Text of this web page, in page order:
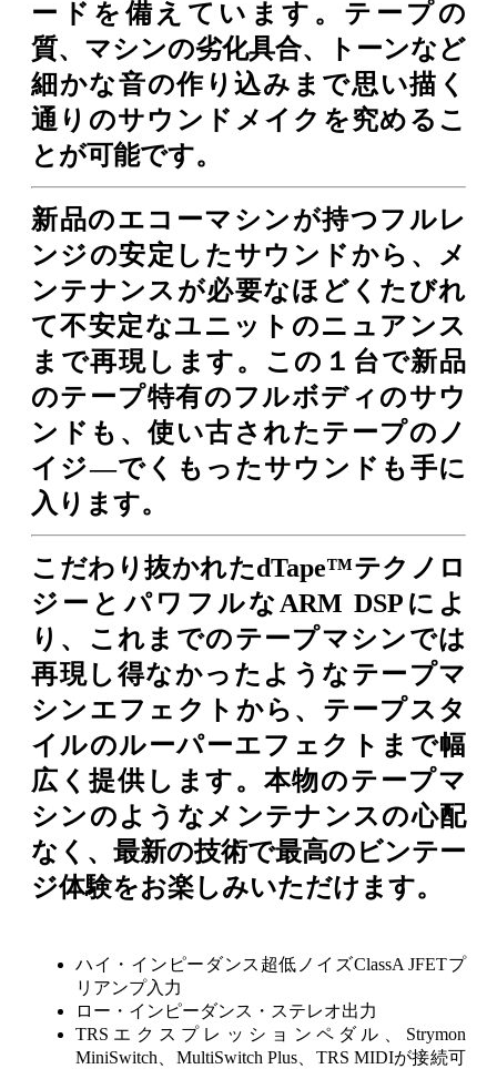
ードを備えています。テープの
質、マシンの劣化具合、トーンなど
細かな音の作り込みまで思い描く
通りのサウンドメイクを究めるこ
とが可能です。
新品のエコーマシンが持つフルレ
ンジの安定したサウンドから、メ
ンテナンスが必要なほどくたびれ
て不安定なユニットのニュアンス
まで再現します。この１台で新品
のテープ特有のフルボディのサウ
ンドも、使い古されたテープのノ
イジ―でくもったサウンドも手に
入ります。
こだわり抜かれたdTape™テクノロ
ジーとパワフルなARM DSPによ
り、これまでのテープマシンでは
再現し得なかったようなテープマ
シンエフェクトから、テープスタ
イルのルーパーエフェクトまで幅
広く提供します。本物のテープマ
シンのようなメンテナンスの心配
なく、最新の技術で最高のビンテー
ジ体験をお楽しみいただけます。
ハイ・インピーダンス超低ノイズClassA JFETプ
リアンプ入力
ロー・インピーダンス・ステレオ出力
TRSエクスプレッションペダル、Strymon
MiniSwitch、MultiSwitch Plus、TRS MIDIが接続可